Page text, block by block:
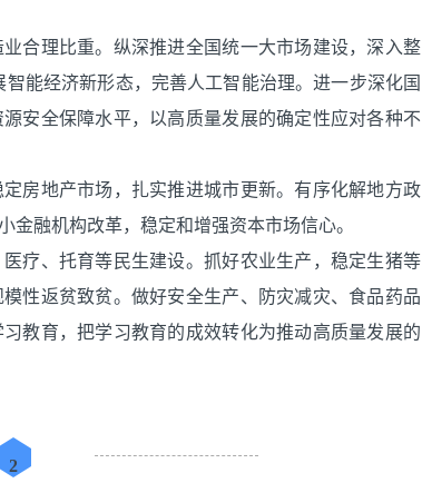
合理比重。纵深推进全国统一大市场建设，深入整
能经济新形态，完善人工智能治理。进一步深化国
安全保障水平，以高质量发展的确定性应对各种不
房地产市场，扎实推进城市更新。有序化解地方政
融机构改革，稳定和增强资本市场信心。
疗、托育等民生建设。抓好农业生产，稳定生猪等
性返贫致贫。做好安全生产、防灾减灾、食品药品
教育，把学习教育的成效转化为推动高质量发展的
2